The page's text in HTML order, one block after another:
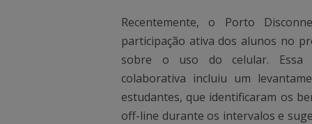
Recentemente, o Porto
participação ativa dos alunos no
sobre o uso do celular. Essa
colaborativa incluiu um
estudantes, que identificaram os
off-line durante os intervalos e